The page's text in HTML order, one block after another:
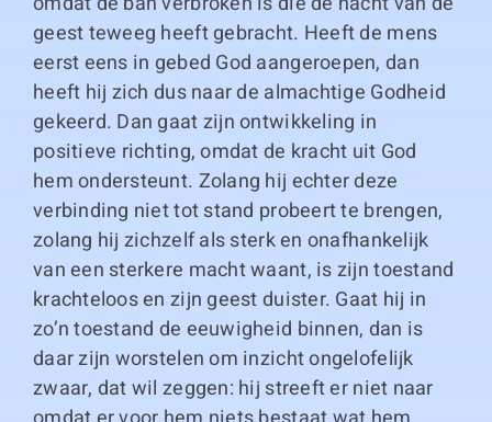
geest teweeg heeft gebracht. Heeft de mens
eerst eens in gebed God aangeroepen, dan
heeft hij zich dus naar de almachtige Godheid
gekeerd. Dan gaat zijn ontwikkeling in
positieve richting, omdat de kracht uit God
hem ondersteunt. Zolang hij echter deze
verbinding niet tot stand probeert te brengen,
zolang hij zichzelf als sterk en onafhankelijk
van een sterkere macht waant, is zijn toestand
krachteloos en zijn geest duister. Gaat hij in
zo’n toestand de eeuwigheid binnen, dan is
daar zijn worstelen om inzicht ongelofelijk
zwaar, dat wil zeggen: hij streeft er niet naar